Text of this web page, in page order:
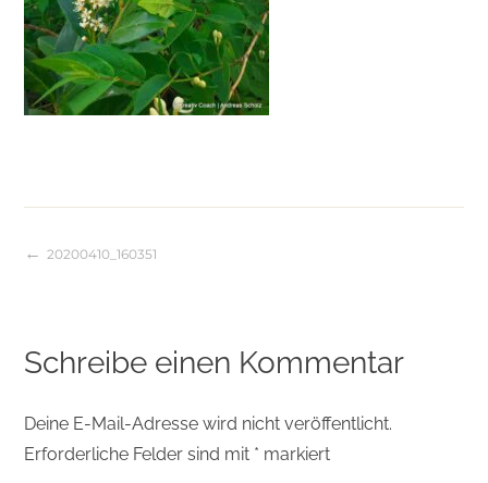
Beitragsnavigation
20200410_160351
Schreibe einen Kommentar
Deine E-Mail-Adresse wird nicht veröffentlicht.
Erforderliche Felder sind mit * markiert